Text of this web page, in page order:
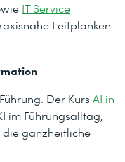
IT Service
Leitplanken
Der Kurs AI in
im Führungsalltag,
die ganzheitliche